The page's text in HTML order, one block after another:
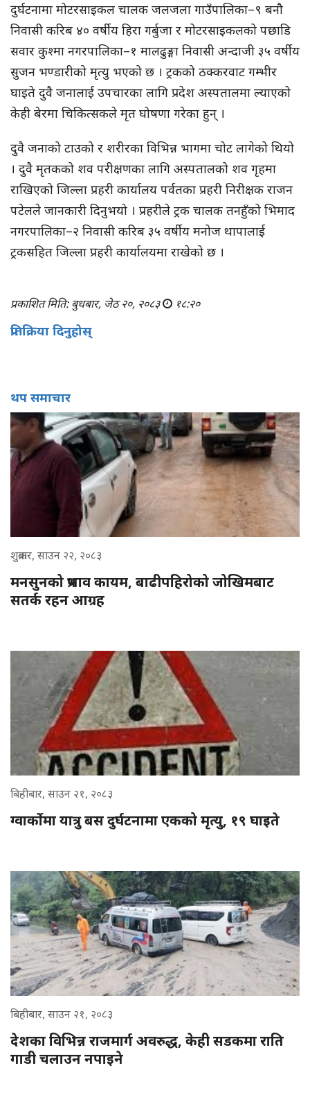
दुर्घटनामा मोटरसाइकल चालक जलजला गाउँपालिका–९ बनौ
निवासी करिब ४० वर्षीय हिरा गर्बुजा र मोटरसाइकलको पछाडि
सवार कुश्मा नगरपालिका–१ मालढुङ्गा निवासी अन्दाजी ३५ वर्षीय
सुजन भण्डारीको मृत्यु भएको छ । ट्रकको ठक्करवाट गम्भीर
घाइते दुवै जनालाई उपचारका लागि प्रदेश अस्पतालमा ल्याएको
केही बेरमा चिकित्सकले मृत घोषणा गरेका हुन् ।
दुवै जनाको टाउको र शरीरका विभिन्न भागमा चोट लागेको थियो
। दुवै मृतकको शव परीक्षणका लागि अस्पतालको शव गृहमा
राखिएको जिल्ला प्रहरी कार्यालय पर्वतका प्रहरी निरीक्षक राजन
पटेलले जानकारी दिनुभयो । प्रहरीले ट्रक चालक तनहुँको भिमाद
नगरपालिका–२ निवासी करिब ३५ वर्षीय मनोज थापालाई
ट्रकसहित जिल्ला प्रहरी कार्यालयमा राखेको छ ।
प्रकाशित मिति: बुधबार, जेठ २०, २०८३ १८:२०
प्रतिक्रिया दिनुहोस्
थप समाचार
शुक्रबार, साउन २२, २०८३
मनसुनको प्रभाव कायम, बाढीपहिरोको जोखिमबाट
सतर्क रहन आग्रह
बिहीबार, साउन २१, २०८३
ग्वार्कोमा यात्रु बस दुर्घटनामा एकको मृत्यु, १९ घाइते
बिहीबार, साउन २१, २०८३
देशका विभिन्न राजमार्ग अवरुद्ध, केही सडकमा राति
गाडी चलाउन नपाइने